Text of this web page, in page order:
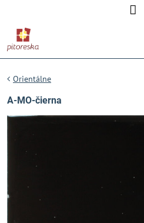
Orientálne
A-MO-čierna